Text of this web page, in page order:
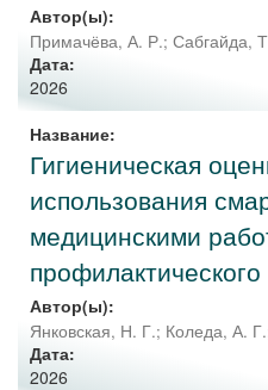
Автор(ы):
Примачёва, А. Р.; Сабгайда,
Дата:
2026
Название:
Гигиеническая
использования
медицинскими
Автор(ы):
Янковская, Н. Г.; Коледа, А. Г.
Дата:
2026